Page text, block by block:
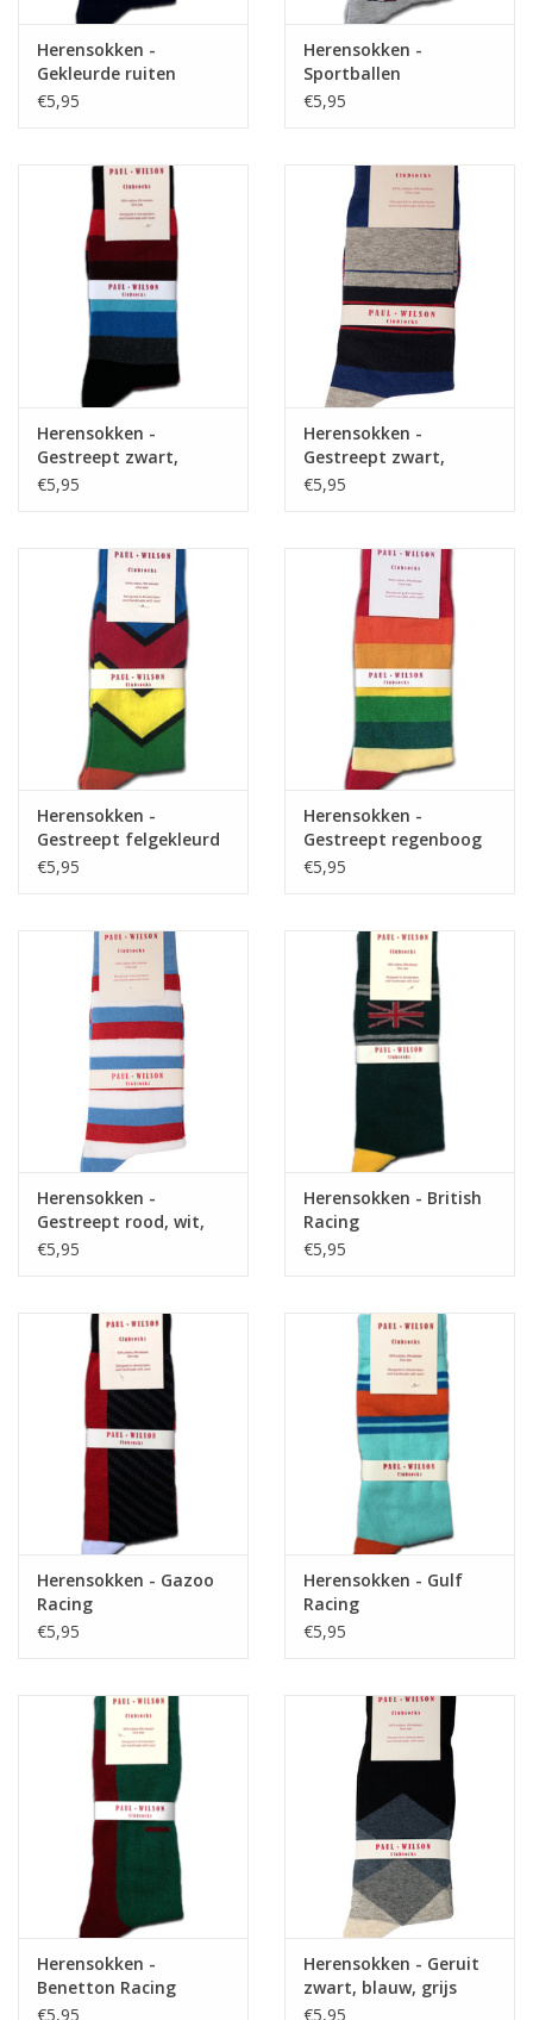
Herensokken -
Gekleurde ruiten
€5,95
Herensokken -
Sportballen
€5,95
Herensokken -
Gestreept zwart,
bordeaux, blauw
€5,95
Herensokken -
Gestreept zwart,
blauw, rood, grijs
€5,95
Herensokken -
Gestreept felgekleurd
€5,95
Herensokken -
Gestreept regenboog
€5,95
Herensokken -
Gestreept rood, wit,
blauw
€5,95
Herensokken - British
Racing
€5,95
Herensokken - Gazoo
Racing
€5,95
Herensokken - Gulf
Racing
€5,95
Herensokken -
Benetton Racing
€5,95
Herensokken - Geruit
zwart, blauw, grijs
€5,95